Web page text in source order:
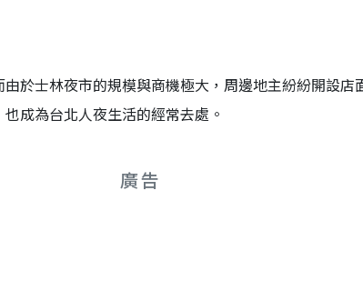
於士林夜市的規模與商機極大，周邊地主紛紛開設
成為台北人夜生活的經常去處。
廣告